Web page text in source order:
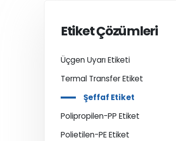
Etiket Çözümleri
Üçgen Uyarı Etiketi
Termal Transfer Etiket
Şeffaf Etiket
Polipropilen-PP Etiket
Polietilen-PE Etiket